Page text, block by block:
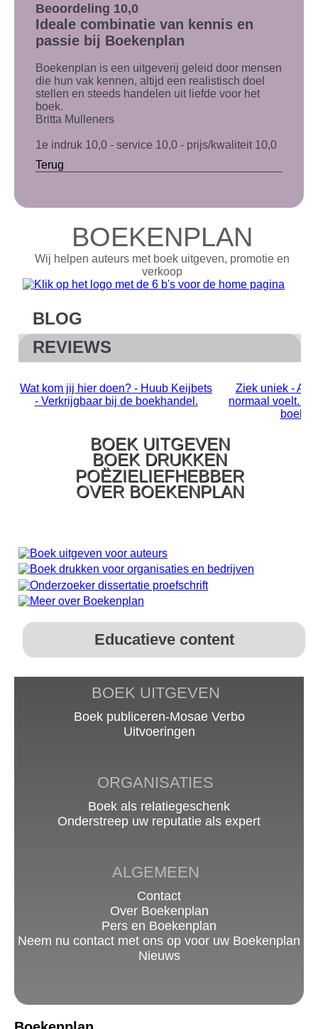
Beoordeling 10,0
Ideale combinatie van kennis en
passie bij Boekenplan
Boekenplan is een uitgeverij geleid door mensen
die hun vak kennen, altijd een realistisch doel
stellen en steeds handelen uit liefde voor het
boek.
Britta Mulleners
1e indruk 10,0 - service 10,0 - prijs/kwaliteit 10,0
Terug
BOEKENPLAN
Wij helpen auteurs met boek uitgeven, promotie en
verkoop
BLOG
REVIEWS
Wat kom jij hier doen? - Huub Keijbets
- Verkrijgbaar bij de boekhandel.
Ziek uniek - Als
normaal voelt.
BOEK UITGEVEN
BOEK DRUKKEN
POËZIELIEFHEBBER
OVER BOEKENPLAN
Educatieve content
BOEK UITGEVEN
Boek publiceren-Mosae Verbo
Uitvoeringen
ORGANISATIES
Boek als relatiegeschenk
Onderstreep uw reputatie als expert
ALGEMEEN
Contact
Over Boekenplan
Pers en Boekenplan
Neem nu contact met ons op voor uw Boekenplan
Nieuws